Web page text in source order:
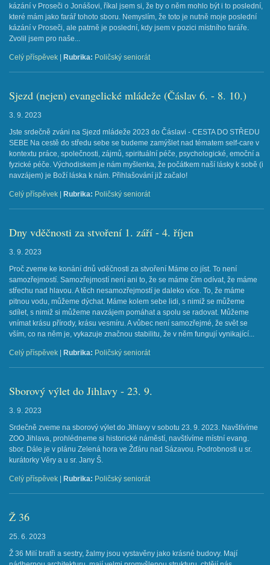
kázání v Proseči o Jonášovi, říkal jsem si, že by o něm mohlo být i to poslední,
které mám jako farář tohoto sboru. Nemyslím, že toto je nutně moje poslední
kázání v Proseči, ale patrně je poslední, kdy jsem v pozici místního faráře.
Zvolil jsem pro naše...
Celý příspěvek Rubrika: Poličský seniorát
Sjezd (nejen) evangelické mládeže (Čáslav 6. - 8. 10.)
3. 9. 2023
Jste srdečně zváni na Sjezd mládeže 2023 do Čáslavi - CESTA DO STŘEDU
SEBE Na cestě do středu sebe se budeme zamýšlet nad tématem self-care v
kontextu práce, společnosti, zájmů, spirituální péče, psychologické, emoční a
fyzické péče. Východiskem je nám myšlenka, že počátkem naší lásky k sobě (i
navzájem) je Boží láska k nám. Přihlašování již začalo!
Celý příspěvek Rubrika: Poličský seniorát
Dny vděčnosti za stvoření 1. září - 4. říjen
3. 9. 2023
Proč zveme ke konání dnů vděčnosti za stvoření Máme co jíst. To není
samozřejmostí. Samozřejmostí není ani to, že se máme čím odívat, že máme
střechu nad hlavou. A těch nesamozřejmostí je daleko více. To, že máme
pitnou vodu, můžeme dýchat. Máme kolem sebe lidi, s nimiž se můžeme
sdílet, s nimiž si můžeme navzájem pomáhat a spolu se radovat. Můžeme
vnímat krásu přírody, krásu vesmíru. A vůbec není samozřejmé, že svět se
vším, co na něm je, vykazuje značnou stabilitu, že v něm fungují vynikající...
Celý příspěvek Rubrika: Poličský seniorát
Sborový výlet do Jihlavy - 23. 9.
3. 9. 2023
Srdečně zveme na sborový výlet do Jihlavy v sobotu 23. 9. 2023. Navštívíme
ZOO Jihlava, prohlédneme si historické náměstí, navštívíme místní evang.
sbor. Dále je v plánu Zelená hora ve Žďáru nad Sázavou. Podrobnosti u sr.
kurátorky Věry a u sr. Jany Š.
Celý příspěvek Rubrika: Poličský seniorát
Ž 36
25. 6. 2023
Ž 36 Milí bratři a sestry, žalmy jsou vystavěny jako krásné budovy. Mají